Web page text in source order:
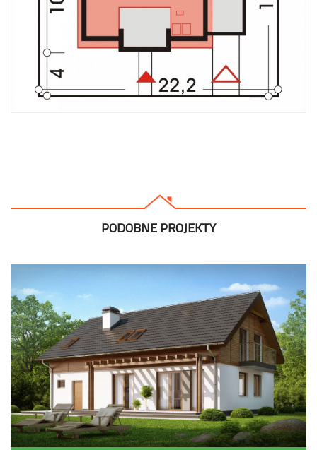
PODOBNE PROJEKTY